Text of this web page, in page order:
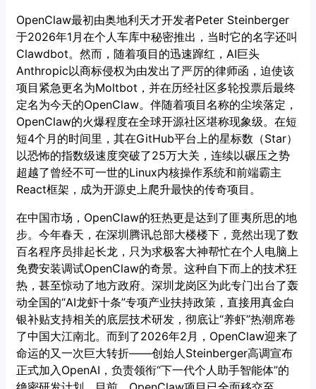
OpenClaw最初由奥地利天才开发者Peter Steinberger
于2026年1月在个人车库中秘密推出，当时它的名字还叫
Clawdbot。然而，随着项目的迅速蹿红，AI巨头
Anthropic以商标侵权为由发出了严厉的律师函，迫使该
项目紧急更名为Moltbot，并在历经社区多轮投票后最终
定名为今天的OpenClaw。伴随着项目名称的尘埃落定，
OpenClaw的火爆程度在全球开源社区堪称现象级。在短
短4个月的时间里，其在GitHub平台上的星标数（Star）
以恐怖的指数级速度突破了25万大关，连续以碾压之势
超越了曾经不可一世的Linux内核操作系统和前端霸主
React框架，成为开源史上爬升最快的传奇项目。
在中国市场，OpenClaw的狂热更是达到了匪夷所思的地
步。今年春天，在深圳腾讯总部大楼楼下，竟然出现了数
百名程序员排起长龙，只为求极客大神帮忙在个人电脑上
免费安装调试OpenClaw的奇景。这种自下而上的技术狂
热，甚至惊动了地方政府。深圳龙岗区为此专门出台了轰
动全国的“AI龙虾十条”专项产业扶持政策，直接用真金白
银补贴支持相关的底层技术研发，彻底让“养虾”热潮席卷
了中国大江南北。而到了2026年2月，OpenClaw迎来了
命运的又一次巨大转折——创始人Steinberger高调宣布
正式加入OpenAI，负责领衔“下一代个人助手智能体”的